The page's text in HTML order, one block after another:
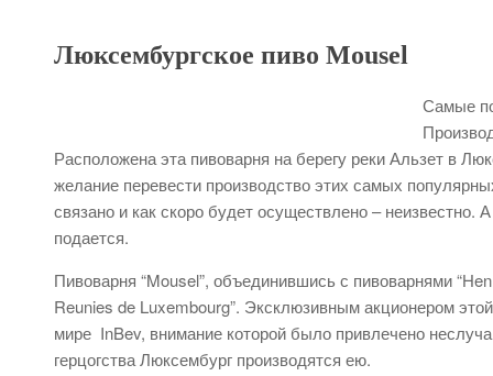
Люксембургское пиво Mousel
Самые
Расположена эта пивоварня на берегу реки Альзет в
желание перевести производство этих самых
связано и как скоро будет осуществлено – неизвестно.
подается.
Пивоварня “Mousel”, объединившись с пивоварнями
Reunies de Luxembourg”. Эксклюзивным акционером
мире InBev, внимание которой было привлечено
герцогства Люксембург производятся ею.